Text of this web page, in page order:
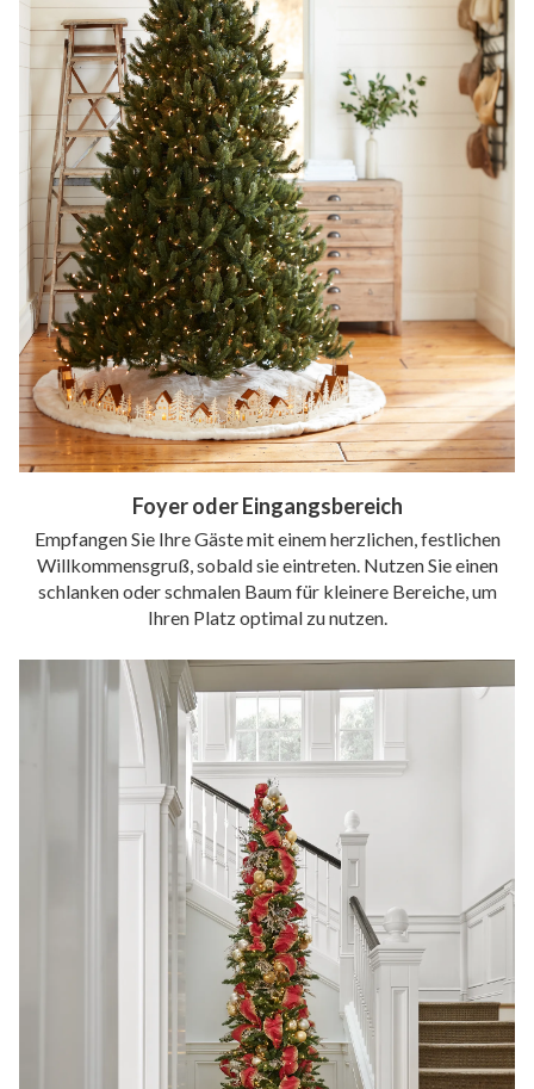
Foyer oder Eingangsbereich
Empfangen Sie Ihre Gäste mit einem herzlichen, festlichen
Willkommensgruß, sobald sie eintreten. Nutzen Sie einen
schlanken oder schmalen Baum für kleinere Bereiche, um
Ihren Platz optimal zu nutzen.